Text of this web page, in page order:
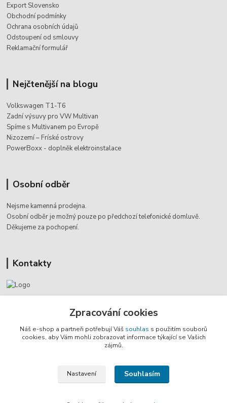
Export Slovensko
Obchodní podmínky
Ochrana osobních údajů
Odstoupení od smlouvy
Reklamační formulář
Nejčtenější na blogu
Volkswagen T1-T6
Zadní výsuvy pro VW Multivan
Spíme s Multivanem po Evropě
Nizozemí – Fríské ostrovy
PowerBoxx - doplněk elektroinstalace
Osobní odběr
Nejsme kamenná prodejna.
Osobní odběr je možný pouze po předchozí telefonické domluvě.
Děkujeme za pochopení.
Kontakty
+420 602 455 633
info@multivan-shop.cz
Zpracování cookies
Náš e-shop a partneři potřebují Váš souhlas s použitím souborů
cookies, aby Vám mohli zobrazovat informace týkající se Vašich
zájmů.
Nastavení Souhlasím